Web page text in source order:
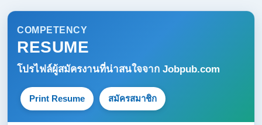
COMPETENCY
RESUME
โปรไฟล์ผู้สมัครงานที่น่าสนใจจาก Jobpub.com
Print Resume สมัครสมาชิก